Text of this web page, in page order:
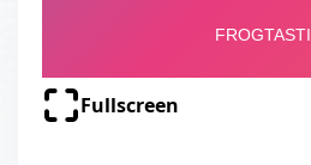
Fullscreen